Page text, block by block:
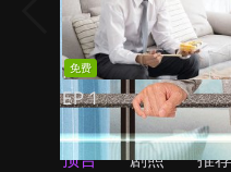
免费
EP1
预告 剧照 推